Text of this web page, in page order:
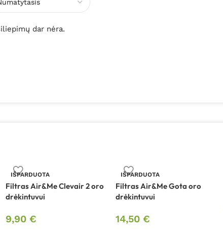
dar nėra.
IŠPARDUOTA
Filtras Air&Me Clevair 2 oro
drėkintuvui
9,90 €
IŠPARDUOTA
Filtras Air&Me Gota oro
drėkintuvui
14,50€